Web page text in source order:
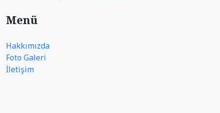
Menü
Hakkımızda
Foto Galeri
İletişim